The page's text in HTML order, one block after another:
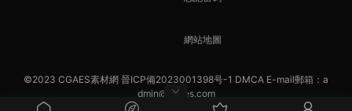
網站地圖
©2023 CGAES素材網 晉ICP備2023001398号-1 DMCA E-mail郵箱：a
dmin@cgaes.com